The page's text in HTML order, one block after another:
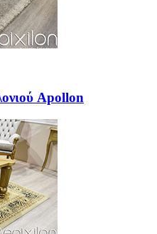
Apollon